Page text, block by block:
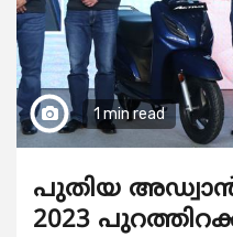
1 min read
പുതിയ
2023